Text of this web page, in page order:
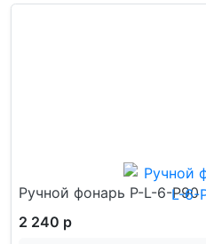
Ручной фонарь P-L-6-P90
2 240 р